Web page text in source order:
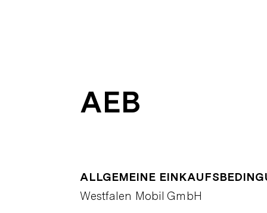
AEB
ALLGEMEINE
Westfalen Mobil GmbH